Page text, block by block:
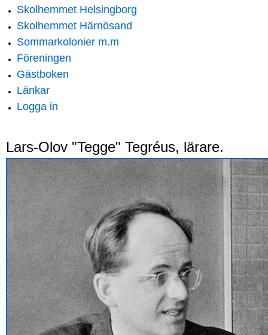
Skolhemmet Helsingborg
Skolhemmet Härnösand
Sommarkolonier m.m
Föreningen
Gästboken
Länkar
Logga in
Lars-Olov "Tegge" Tegréus, lärare.